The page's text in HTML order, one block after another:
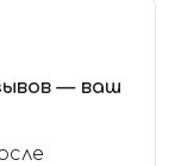
— ваш